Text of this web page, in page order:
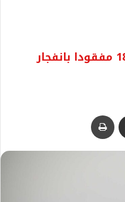
عاجل- #قطر: 54 مصابا و18 مفقودا بانفجار
مشاركة عبر البريد